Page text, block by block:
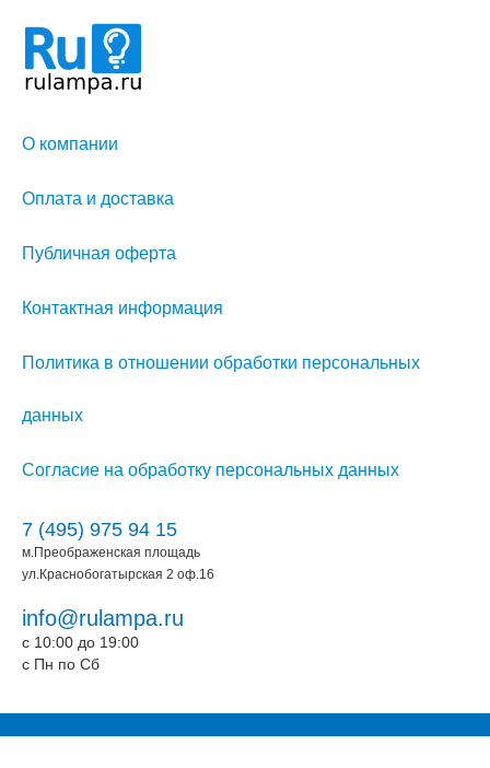
О компании
Оплата и доставка
Публичная оферта
Контактная информация
Политика в отношении обработки персональных
данных
Согласие на обработку персональных данных
7 (495) 975 94 15
м.Преображенская площадь
ул.Краснобогатырская 2 оф.16
info@rulampa.ru
c 10:00 до 19:00
c Пн по Сб